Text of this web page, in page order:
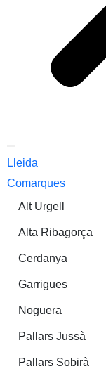
Lleida
Comarques
Alt Urgell
Alta Ribagorça
Cerdanya
Garrigues
Noguera
Pallars Jussà
Pallars Sobirà